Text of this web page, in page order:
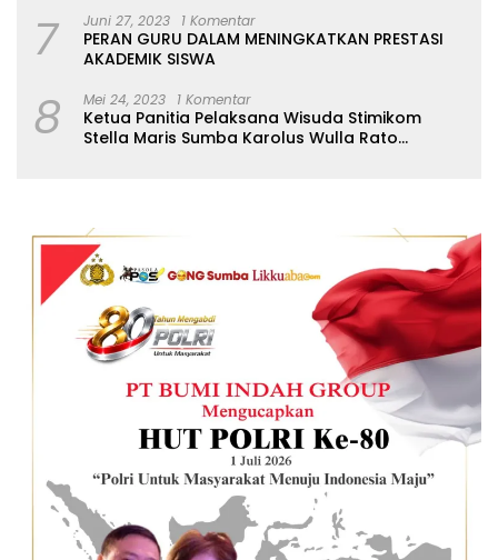
7 Juni 27, 2023 1 Komentar
PERAN GURU DALAM MENINGKATKAN PRESTASI
AKADEMIK SISWA
8 Mei 24, 2023 1 Komentar
Ketua Panitia Pelaksana Wisuda Stimikom
Stella Maris Sumba Karolus Wulla Rato